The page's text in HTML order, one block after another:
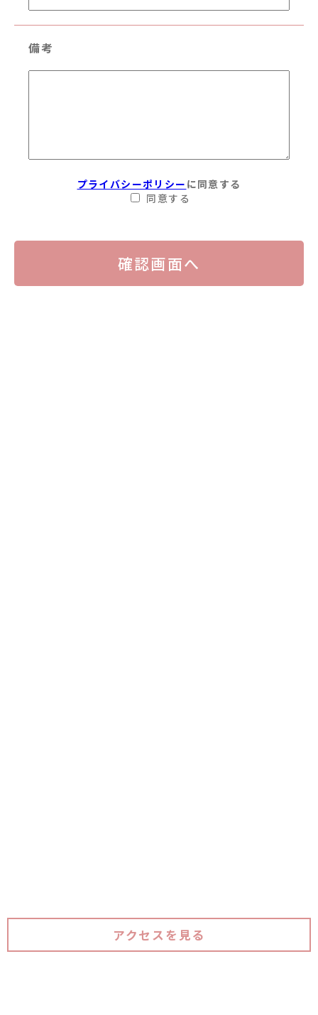
備考
プライバシーポリシー に同意する
同意する
アクセスを見る